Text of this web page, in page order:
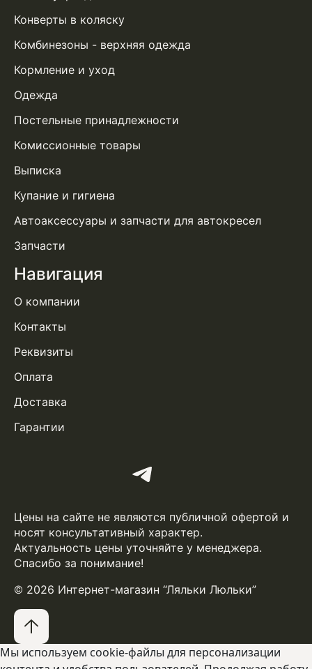
Конверты в коляску
Комбинезоны - верхняя одежда
Кормление и уход
Одежда
Постельные принадлежности
Комиссионные товары
Выписка
Купание и гигиена
Автоаксессуары и запчасти для автокресел
Запчасти
Навигация
О компании
Контакты
Реквизиты
Оплата
Доставка
Гарантии
Цены на сайте не являются публичной офертой и
носят консультативный характер.
Актуальность цены уточняйте у менеджера.
Спасибо за понимание!
© 2026 Интернет-магазин “Ляльки Люльки”
Мы используем cookie-файлы для персонализации